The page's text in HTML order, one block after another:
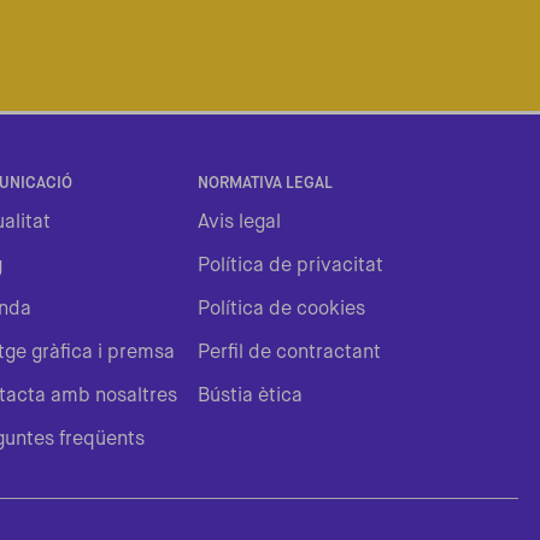
gràfica i premsa
amb nosaltres
freqüents
NORMATIVA LEGAL
Avis legal
Política de privacitat
Política de cookies
Perfil de contractant
Bústia ètica